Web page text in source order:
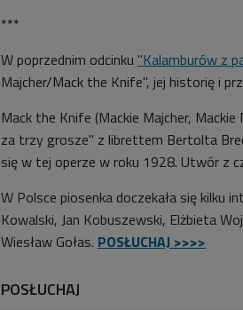
***
W poprzednim odcinku "Kalamburów z
Majcher/Mack the Knife", jej historię i
Mack the Knife (Mackie Majcher,
za trzy grosze" z librettem Bertolta
się w tej operze w roku 1928. Utwór z
W Polsce piosenka doczekała się kilku
Kowalski, Jan Kobuszewski, Elżbieta
Wiesław Gołas. POSŁUCHAJ >>>>
POSŁUCHAJ